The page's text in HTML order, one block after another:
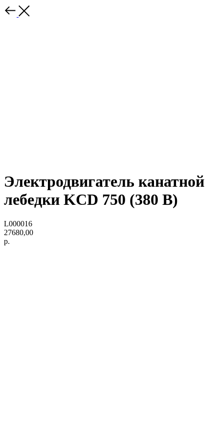
Электродвигатель канатной
лебедки KCD 750 (380 В)
L000016
27680,00
р.